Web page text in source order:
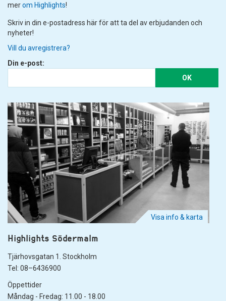
merom Highlights!
Skriv in din e-postadress här för att ta del av erbjudanden och
nyheter!
Vill du avregistrera?
Din e-post:
OK
Visa info & karta
Highlights Södermalm
Tjärhovsgatan 1. Stockholm
Tel: 08–6436900
Öppettider
Måndag - Fredag: 11.00 - 18.00